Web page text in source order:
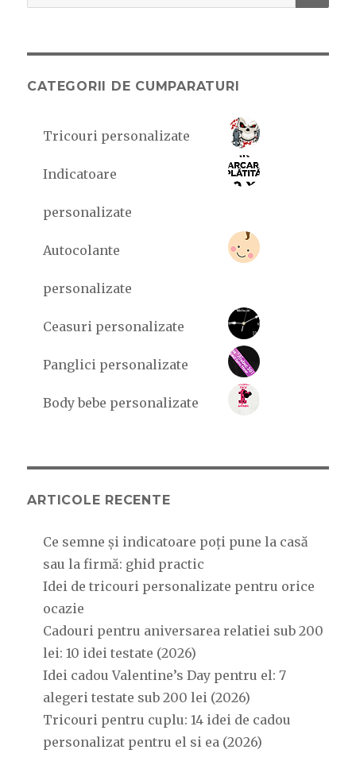
va
după:
CATEGORII DE CUMPARATURI
Tricouri personalizate
Indicatoare
personalizate
Autocolante
personalizate
Ceasuri personalizate
Panglici personalizate
Body bebe personalizate
ARTICOLE RECENTE
Ce semne și indicatoare poți pune la casă
sau la firmă: ghid practic
Idei de tricouri personalizate pentru orice
ocazie
Cadouri pentru aniversarea relatiei sub 200
lei: 10 idei testate (2026)
Idei cadou Valentine’s Day pentru el: 7
alegeri testate sub 200 lei (2026)
Tricouri pentru cuplu: 14 idei de cadou
personalizat pentru el si ea (2026)